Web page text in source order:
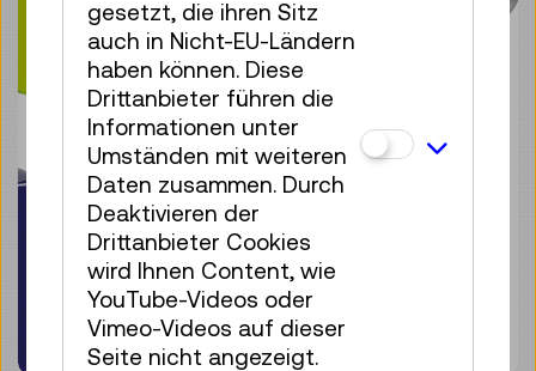
gesetzt, die ihren Sitz
auch in Nicht-EU-Ländern
haben können. Diese
Drittanbieter führen die
Informationen unter
Umständen mit weiteren
Daten zusammen. Durch
Deaktivieren der
Drittanbieter Cookies
wird Ihnen Content, wie
YouTube-Videos oder
Vimeo-Videos auf dieser
Seite nicht angezeigt.